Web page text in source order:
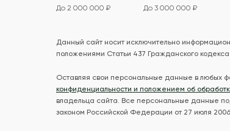
До 2 000 000 ₽
До 3 000 000 ₽
Данный сайт носит исключительно
положениями Статьи 437 Гражданского
Оставляя свои персональные данные в любых
конфиденциальности и положением об
владельца сайта. Все персональные данные
законом Российской Федерации от 27 июля